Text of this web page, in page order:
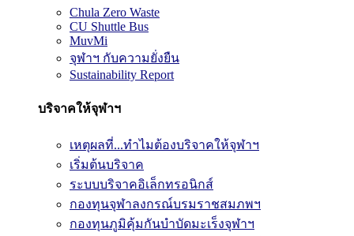
Chula Zero Waste
CU Shuttle Bus
MuvMi
จุฬาฯ กับความยั่งยืน
Sustainability Report
บริจาคให้จุฬาฯ
เหตุผลที่...ทำไมต้องบริจาคให้จุฬาฯ
เริ่มต้นบริจาค
ระบบบริจาคอิเล็กทรอนิกส์
กองทุนจุฬาลงกรณ์บรมราชสมภพฯ
กองทุนภูมิคุ้มกันบำบัดมะเร็งจุฬาฯ